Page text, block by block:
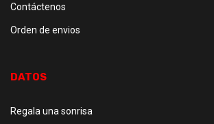
Contáctenos
Orden de envios
DATOS
Regala una sonrisa